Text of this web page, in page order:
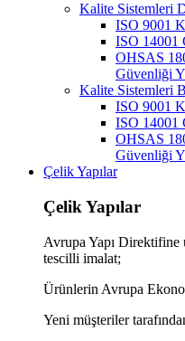
Kalite Sistemleri
ISO 9001
ISO 14001
OHSAS
Güvenliği
Kalite Sistemleri
ISO 9001
ISO 14001
OHSAS
Güvenliği
Çelik Yapılar
Çelik Yapılar
Avrupa Yapı Direktifine
tescilli imalat;
Ürünlerin Avrupa
Yeni müşteriler